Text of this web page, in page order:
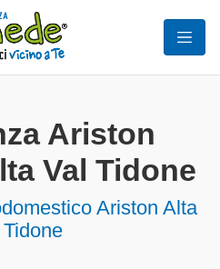
Ariston
Val Tidone
Ariston Alta